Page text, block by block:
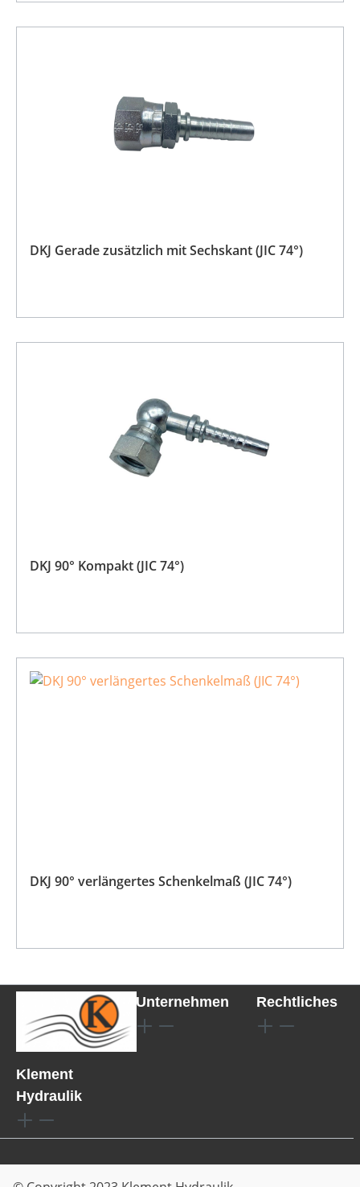
DKJ Gerade zusätzlich mit Sechskant (JIC 74°)
DKJ 90° Kompakt (JIC 74°)
DKJ 90° verlängertes Schenkelmaß (JIC 74°)
Klement
Hydraulik
Unternehmen Rechtliches